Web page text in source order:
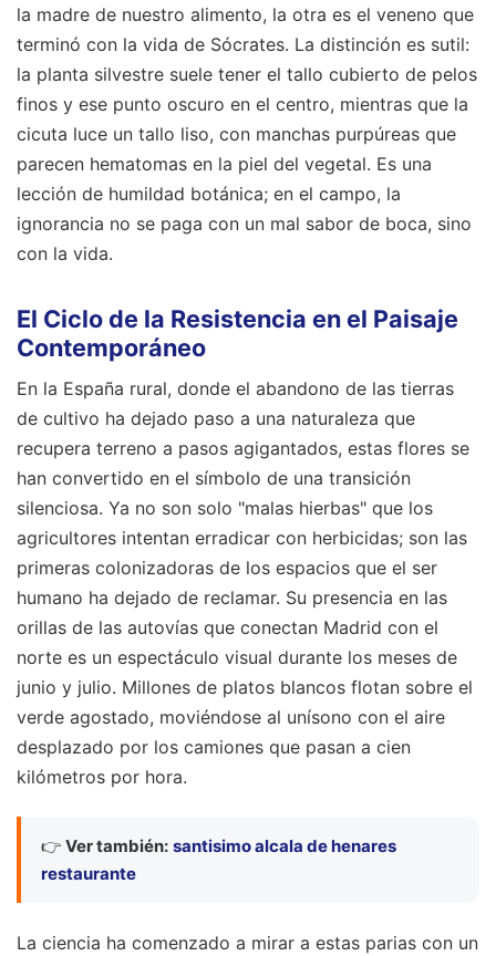
la madre de nuestro alimento, la otra es el veneno que
terminó con la vida de Sócrates. La distinción es sutil:
la planta silvestre suele tener el tallo cubierto de pelos
finos y ese punto oscuro en el centro, mientras que la
cicuta luce un tallo liso, con manchas purpúreas que
parecen hematomas en la piel del vegetal. Es una
lección de humildad botánica; en el campo, la
ignorancia no se paga con un mal sabor de boca, sino
con la vida.
El Ciclo de la Resistencia en el Paisaje
Contemporáneo
En la España rural, donde el abandono de las tierras
de cultivo ha dejado paso a una naturaleza que
recupera terreno a pasos agigantados, estas flores se
han convertido en el símbolo de una transición
silenciosa. Ya no son solo "malas hierbas" que los
agricultores intentan erradicar con herbicidas; son las
primeras colonizadoras de los espacios que el ser
humano ha dejado de reclamar. Su presencia en las
orillas de las autovías que conectan Madrid con el
norte es un espectáculo visual durante los meses de
junio y julio. Millones de platos blancos flotan sobre el
verde agostado, moviéndose al unísono con el aire
desplazado por los camiones que pasan a cien
kilómetros por hora.
👉 Ver también: santisimo alcala de henares
restaurante
La ciencia ha comenzado a mirar a estas parias con un